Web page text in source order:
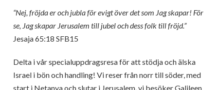
“Nej, fröjda er och jubla för evigt över det som Jag skapar! För
se, Jag skapar Jerusalem till jubel och dess folk till fröjd.”
Jesaja 65:18 SFB15
Delta i vår specialuppdragsresa för att stödja och älska
Israel i bön och handling! Vi reser från norr till söder, med
start i Netanya och slutar i Jerusalem, vi besöker Galileen